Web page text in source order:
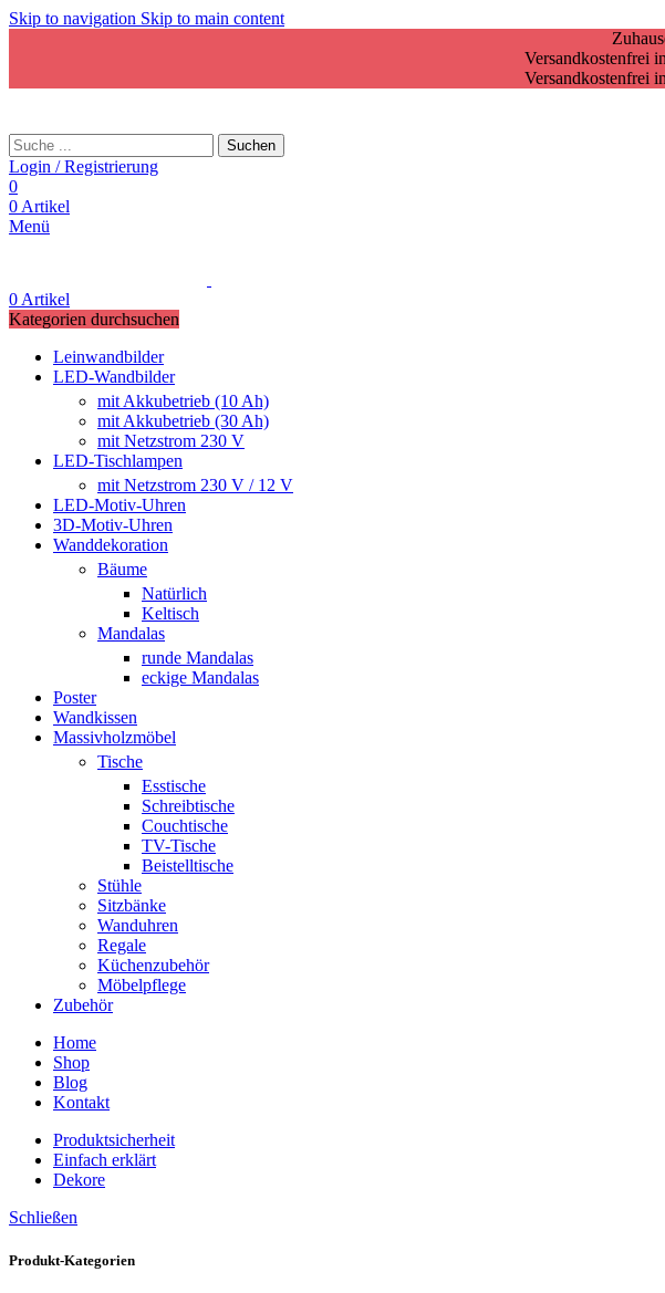
Skip to navigation Skip to main content
Versandkostenfrei
Versandkostenfrei
Suchen
Login / Registrierung
0
0 Artikel
Menü
0 Artikel
Kategorien durchsuchen
Leinwandbilder
LED-Wandbilder
mit Akkubetrieb (10 Ah)
mit Akkubetrieb (30 Ah)
mit Netzstrom 230 V
LED-Tischlampen
mit Netzstrom 230 V / 12 V
LED-Motiv-Uhren
3D-Motiv-Uhren
Wanddekoration
Bäume
Natürlich
Keltisch
Mandalas
runde Mandalas
eckige Mandalas
Poster
Wandkissen
Massivholzmöbel
Tische
Esstische
Schreibtische
Couchtische
TV-Tische
Beistelltische
Stühle
Sitzbänke
Wanduhren
Regale
Küchenzubehör
Möbelpflege
Zubehör
Home
Shop
Blog
Kontakt
Produktsicherheit
Einfach erklärt
Dekore
Schließen
Produkt-Kategorien